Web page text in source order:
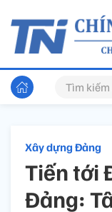
Xây dựng Đảng
Tiến tới
Đảng: